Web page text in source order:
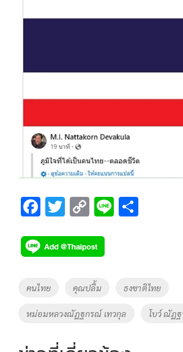
F
e
b
o
k
T
tt
er
C
p
y
Li
n
k
Li
Tags
คนไทย คุณปลื้ม ธงชาติไทย
หม่อมหลวงณัฏฐกรณ์ เทวกุล โบว์ ณัฏ